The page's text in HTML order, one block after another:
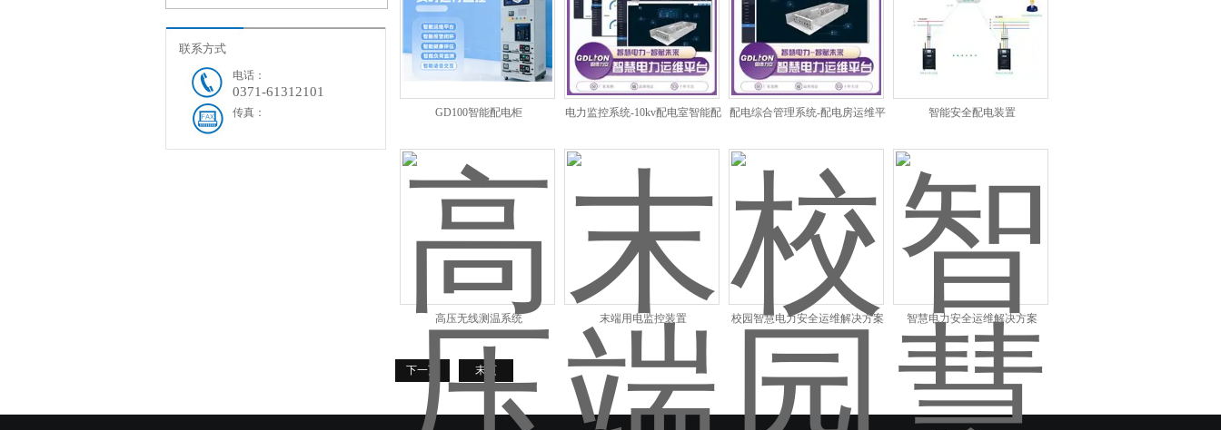
联系方式
电话：
0371-61312101
传真： GD100智能配电柜 电力监控系统-10kv配电室智能配 配电综合管理系统-配电房运维平 智能安全配电装置
高压无线测温系统 末端用电监控装置 校园智慧电力安全运维解决方案 智慧电力安全运维解决方案
下一页 末页